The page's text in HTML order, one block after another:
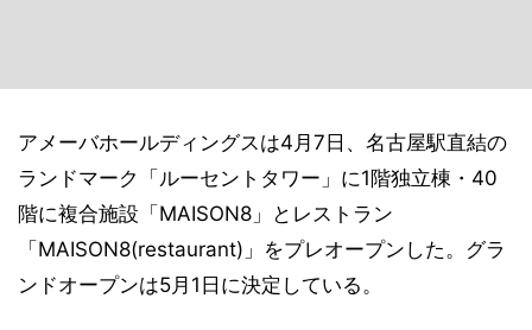
アメーバホールディングスは4月7日、名古屋駅直結の
ランドマーク「ルーセントタワー」に1階独立棟・40
階に複合施設「MAISON8」とレストラン
「MAISON8(restaurant)」をプレオープンした。グラ
ンドオープンは5月1日に決定している。